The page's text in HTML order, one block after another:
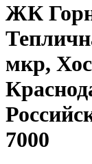
ЖК
мкр,
7000